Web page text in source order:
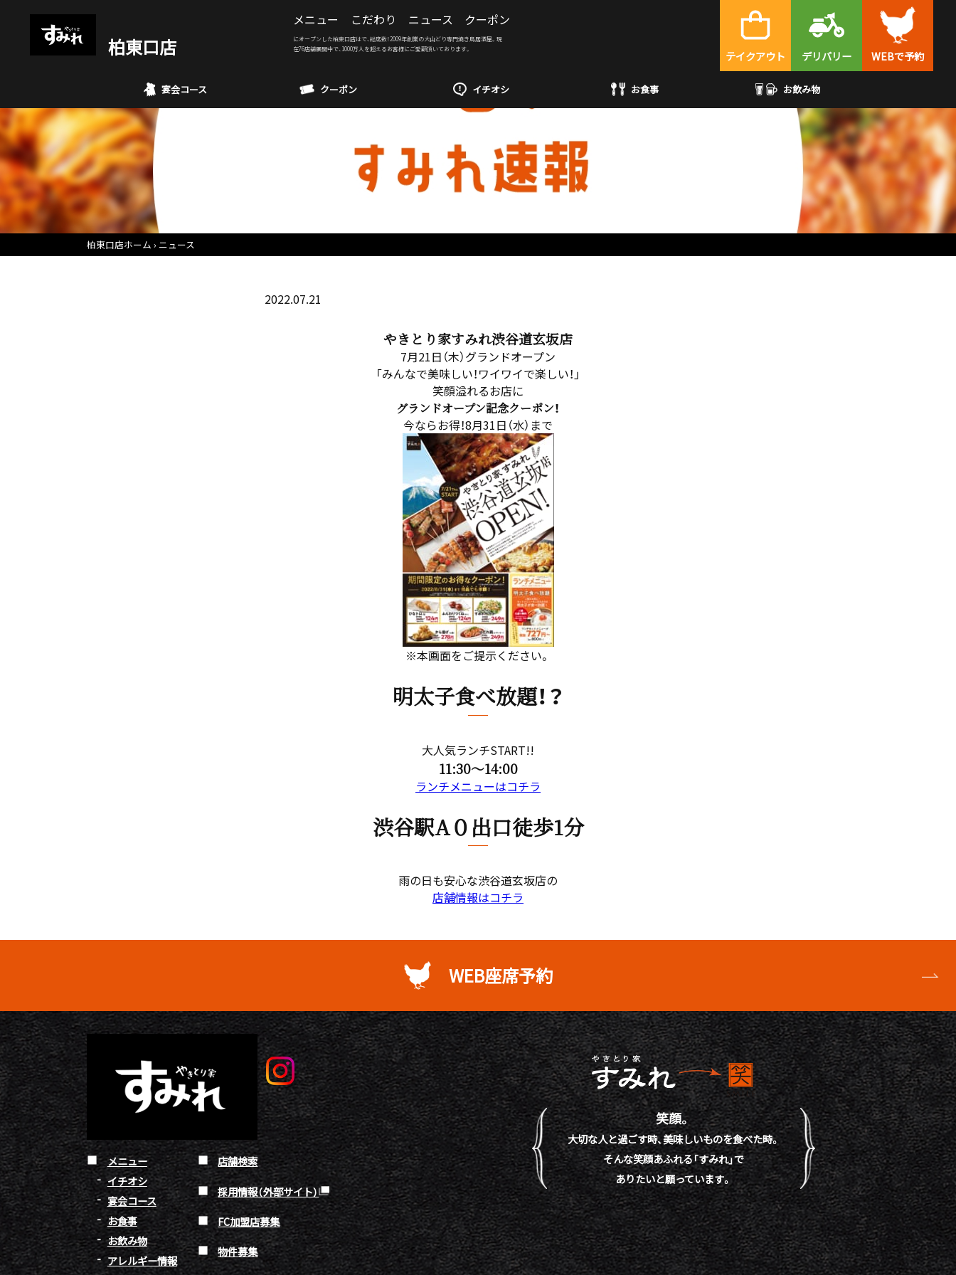
柏東口店
メニュー こだわり ニュース クーポン
テイクアウト デリバリー WEBで予約
にオープンした柏東口店はで、総席数！2009年創業の大山どり専門焼き鳥居酒屋。現
在76店舗展開中で、1000万人を超えるお客様にご愛顧頂いております。
宴会コース クーポン イチオシ お食事 お飲み物
柏東口店ホーム ニュース
2022.07.21
やきとり家すみれ渋谷道玄坂店
7月21日（木）グランドオープン
「みんなで美味しい！ワイワイで楽しい！」
笑顔溢れるお店に
グランドオープン記念クーポン！
今ならお得！8月31日（水）まで
※本画面をご提示ください。
明太子食べ放題！？
大人気ランチSTART!!
11:30～14:00
ランチメニューはコチラ
渋谷駅A０出口徒歩1分
雨の日も安心な渋谷道玄坂店の
店舗情報はコチラ
WEB座席予約
メニュー
イチオシ
宴会コース
お食事
お飲み物
アレルギー情報
店舗検索
採用情報（外部サイト）
FC加盟店募集
物件募集
笑顔。
大切な人と過ごす時、美味しいものを食べた時。
そんな笑顔あふれる「すみれ」で
ありたいと願っています。